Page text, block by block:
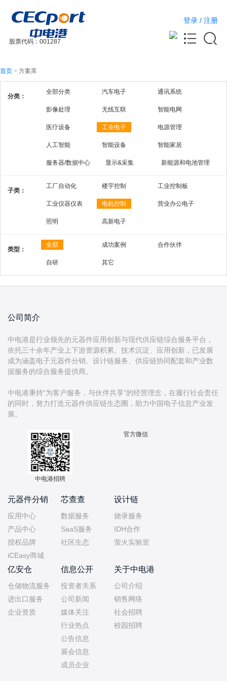
股票代码：001287
登录 / 注册
首页 > 方案库
分类：
全部分类 汽车电子 通讯系统
影像处理 无线互联 智能电网
医疗设备 工业电子 电源管理
人工智能 智能设备 智能家居
服务器/数据中心 显示&采集 新能源和电池管理
子类：
工厂自动化 楼宇控制 工业控制板
工业仪器仪表 电机控制 营业办公电子
照明 高新电子
类型：
全部 成功案例 合作伙伴
自研 其它
公司简介
中电港是行业领先的元器件应用创新与现代供应链综合服务平台，
依托三十余年产业上下游资源积累、技术沉淀、应用创新，已发展
成为涵盖电子元器件分销、设计链服务、供应链协同配套和产业数
据服务的综合服务提供商。
中电港秉持“为客户服务，与伙伴共享”的经营理念，在履行社会责任
的同时，努力打造元器件供应链生态圈，助力中国电子信息产业发
中电港招聘
官方微信
元器件分销
应用中心
产品中心
授权品牌
iCEasy商城
芯查查
数据服务
SaaS服务
社区生态
设计链
烧录服务
IDH合作
萤火实验室
亿安仓
仓储物流服务
进出口服务
企业资质
信息公开
投资者关系
公司新闻
媒体关注
行业热点
公告信息
展会信息
成员企业
关于中电港
公司介绍
销售网络
社会招聘
校园招聘